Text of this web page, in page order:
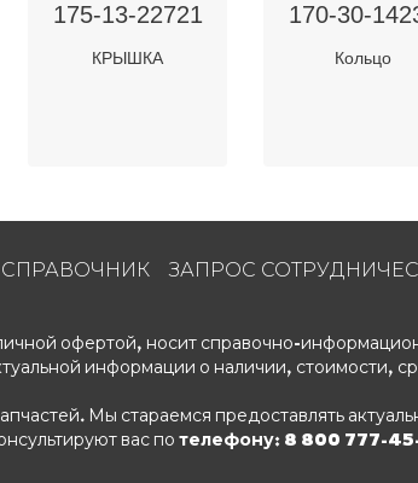
175-13-22721
КРЫШКА
170-30-
Кольцо
СПРАВОЧНИК ЗАПРОС
офертой, носит справочно-
информации о наличии, стоимости,
Мы стараемся предоставлять
вас по телефону: 8 800 777-